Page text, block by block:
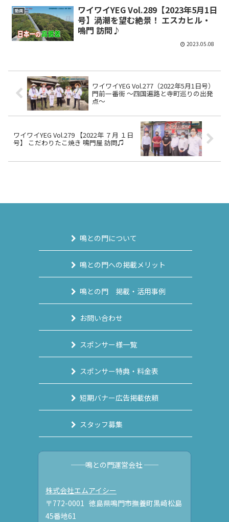
動画
ワイワイYEG Vol.289【2023年5月1日
号】渦潮を望む絶景！ エスカヒル・
鳴門 訪問♪
2023.05.08
ワイワイYEG Vol.277（2022年5月1日号）
門前一番街 ～四国遍路と寺町巡りの出発
点～
ワイワイYEG Vol.279 【2022年 ７月 １日
号】 こだわりたこ焼き 鳴門屋 訪問♫
鳴との門について
鳴との門への掲載メリット
鳴との門 掲載・活用事例
お問い合わせ
スポンサー様一覧
スポンサー特典・料金表
短期バナー広告掲載依頼
スタッフ募集
──鳴との門運営会社 ──
株式会社エムアイシー
〒772-0001 徳島県鳴門市撫養町黒崎松島
45番地61